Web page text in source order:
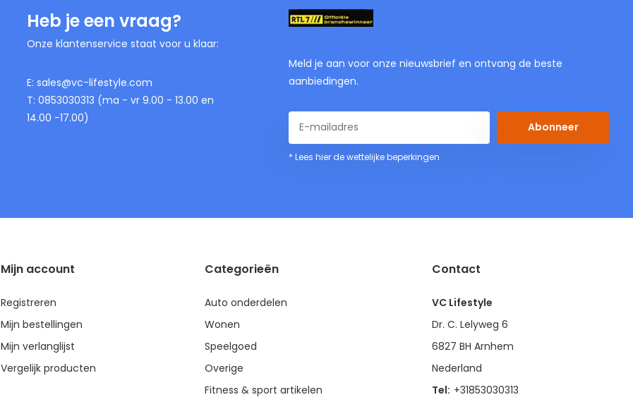
Heb je een vraag?
Onze klantenservice staat voor u klaar:
E: sales@vc-lifestyle.com
T: 0853030313 (ma - vr 9.00 - 13.00 en
14.00 -17.00)
Meld je aan voor onze nieuwsbrief en ontvang de beste
aanbiedingen.
Abonneer
* Lees hier de wettelijke beperkingen
Mijn account
Registreren
Mijn bestellingen
Mijn verlanglijst
Vergelijk producten
Categorieën
Auto onderdelen
Wonen
Speelgoed
Overige
Fitness & sport artikelen
Contact
VC Lifestyle
Dr. C. Lelyweg 6
6827 BH Arnhem
Nederland
Tel: +31853030313